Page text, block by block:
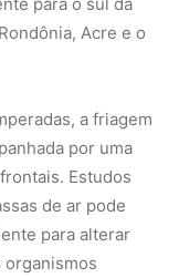
Acre e o
a friagem
por uma
Estudos
de ar pode
para alterar